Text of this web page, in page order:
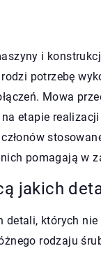
i
potrzebę
Mowa
etapie
członów
pomagają w
jakich
detali, których
rodzaju